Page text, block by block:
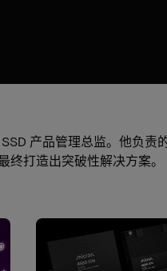
产品管理总监。他负
终打造出突破性解决方案。